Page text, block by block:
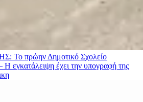
πρώην Δημοτικό Σχολείο
Η εγκατάλειψη έχει την υπογραφή της